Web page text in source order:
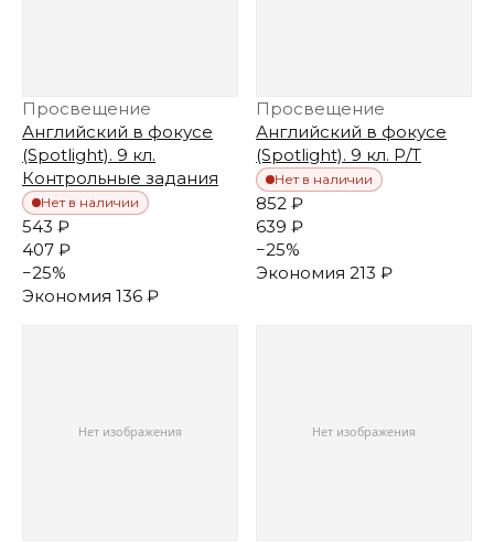
Просвещение
Английский в фокусе
(Spotlight). 9 кл.
Контрольные задания
Нет в наличии
543 ₽
407 ₽
−25%
Экономия 136 ₽
Просвещение
Английский в фокусе
(Spotlight). 9 кл. Р/Т
Нет в наличии
852 ₽
639 ₽
−25%
Экономия 213 ₽